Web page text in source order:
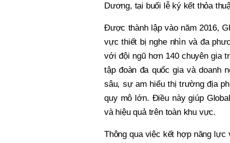
Dương, tại buổi lễ ký kết thỏa
Được thành lập vào năm 2016,
vực thiết bị nghe nhìn và đa
với đội ngũ hơn 140 chuyên gia
tập đoàn đa quốc gia và doanh
sâu, sự am hiểu thị trường địa
quy mô lớn. Điều này giúp
và hiệu quả trên toàn khu vực.
Thông qua việc kết hợp năng